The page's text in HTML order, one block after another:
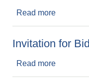
Read more
Invitation for Bid
Read more